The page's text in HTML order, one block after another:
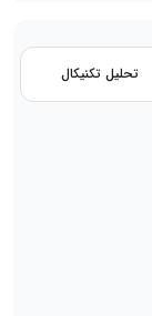
تحلیل تکنیکال